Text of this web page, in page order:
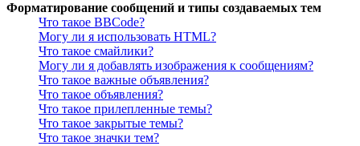
Форматирование сообщений и типы создаваемых тем
Что такое BBCode?
Могу ли я использовать HTML?
Что такое смайлики?
Могу ли я добавлять изображения к сообщениям?
Что такое важные объявления?
Что такое объявления?
Что такое прилепленные темы?
Что такое закрытые темы?
Что такое значки тем?